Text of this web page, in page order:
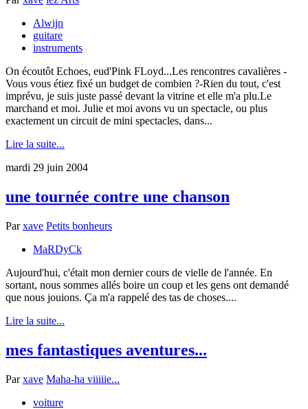
Alwijn
guitare
instruments
On écoutôt Echoes, eud'Pink FLoyd...Les rencontres cavalières -
Vous vous étiez fixé un budget de combien ?-Rien du tout, c'est
imprévu, je suis juste passé devant la vitrine et elle m'a plu.Le
marchand et moi. Julie et moi avons vu un spectacle, ou plus
exactement un circuit de mini spectacles, dans...
Lire la suite...
mardi 29 juin 2004
une tournée contre une chanson
Parxave Petits bonheurs
MaRDyCk
Aujourd'hui, c'était mon dernier cours de vielle de l'année. En
sortant, nous sommes allés boire un coup et les gens ont demandé
que nous jouions. Ça m'a rappelé des tas de choses....
Lire la suite...
mes fantastiques aventures...
Parxave Maha-ha viiiiie...
voiture